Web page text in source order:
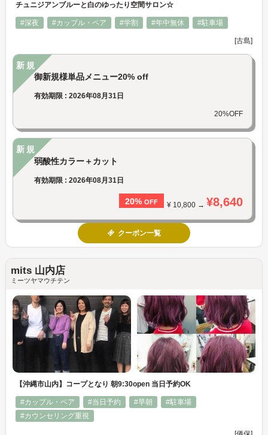
チュニジアンブルーと白のゆったり空間サロン☆
#深夜 #カップル・ペア #学割 #年中無休 #駐車場
[古島]
新規
御新規様単品メニュー20% off
有効期限 : 2026年08月31日
20%OFF
新規
弱酸性カラー＋カット
有効期限 : 2026年08月31日
20% OFF ¥ 10,800 → ¥8,640
クーポン一覧
mits 山内店
ミーツヤマウチテン
【沖縄市山内】コープとなり 朝9:30open 当日予約OK
#カップル・ペア #当日予約 #早朝
#駐車場
#カウンセリング重視